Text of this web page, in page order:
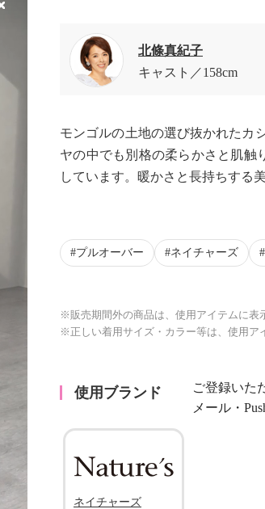
北條真紀子
キャスト
158cm
モンゴルの土地の選び抜かれたカ
ヤの中でも別格の柔らかさと肌触
しています。暖かさと長持ちする
プルオーバー ネイチャーズ
※販売期間外の商品は、使用アイテムに表
※正しい着用サイズ・カラー等は、使用ア
使用ブランド
ご登録いた
メール・
ネイチャーズ